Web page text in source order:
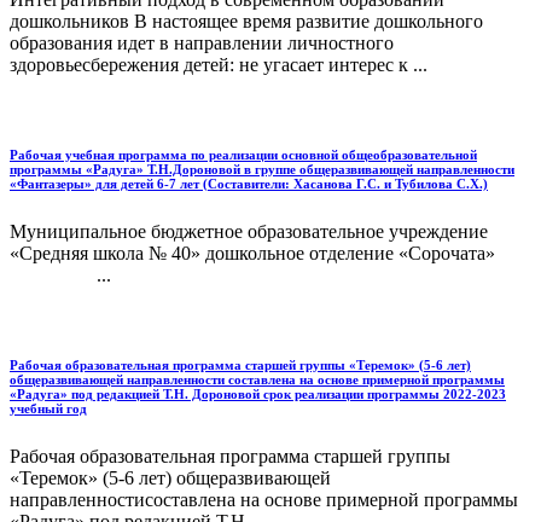
дошкольников В настоящее время развитие дошкольного
образования идет в направлении личностного
здоровьесбережения детей: не угасает интерес к ...
Рабочая учебная программа по реализации основной общеобразовательной
программы «Радуга» Т.Н.Дороновой в группе общеразвивающей направленности
«Фантазеры» для детей 6-7 лет (Составители: Хасанова Г.С. и Тубилова С.Х.)
Муниципальное бюджетное образовательное учреждение
«Средняя школа № 40» дошкольное отделение «Сорочата»
...
Рабочая образовательная программа старшей группы «Теремок» (5-6 лет)
общеразвивающей направленности составлена на основе примерной программы
«Радуга» под редакцией Т.Н. Дороновой срок реализации программы 2022-2023
учебный год
Рабочая образовательная программа старшей группы
«Теремок» (5-6 лет) общеразвивающей
направленностисоставлена на основе примерной программы